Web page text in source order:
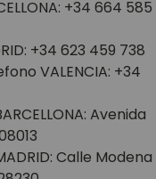
+34 664 585
+34 623 459 738
VALENCIA: +34
Avenida
Calle Modena